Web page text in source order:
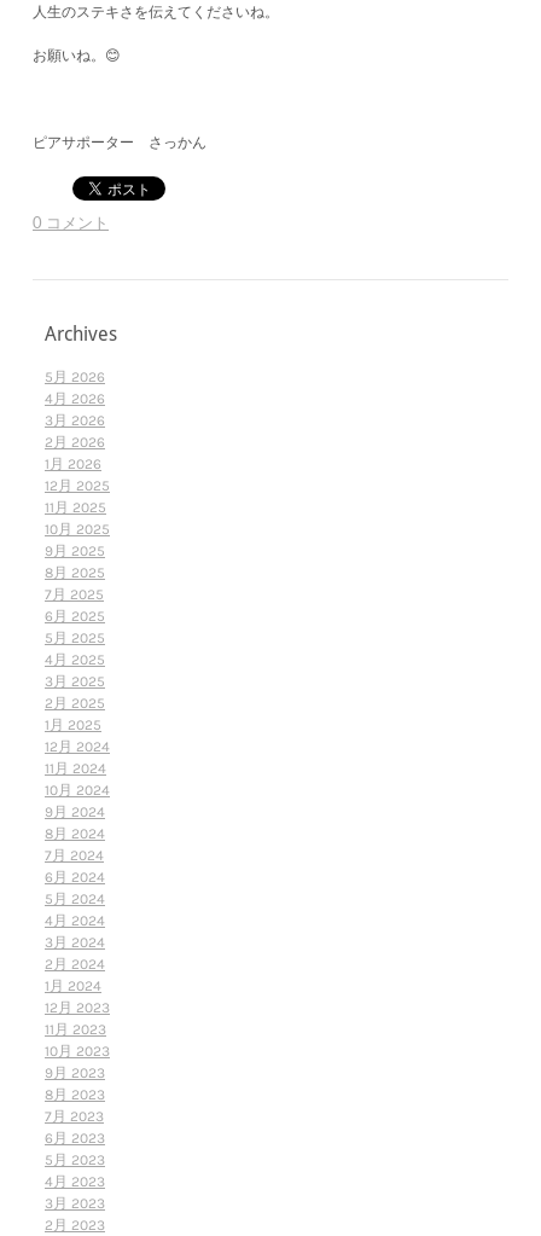
人生のステキさを伝えてくださいね。
お願いね。😊
ピアサポーター さっかん
0 コメント
Archives
5月 2026
4月 2026
3月 2026
2月 2026
1月 2026
12月 2025
11月 2025
10月 2025
9月 2025
8月 2025
7月 2025
6月 2025
5月 2025
4月 2025
3月 2025
2月 2025
1月 2025
12月 2024
11月 2024
10月 2024
9月 2024
8月 2024
7月 2024
6月 2024
5月 2024
4月 2024
3月 2024
2月 2024
1月 2024
12月 2023
11月 2023
10月 2023
9月 2023
8月 2023
7月 2023
6月 2023
5月 2023
4月 2023
3月 2023
2月 2023